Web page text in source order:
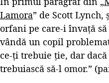
Lamora” de Scott
orfani pe care-i învață
vândă un copil
ce-ți trebuie ție, dar
trebuiască să-l omor.”